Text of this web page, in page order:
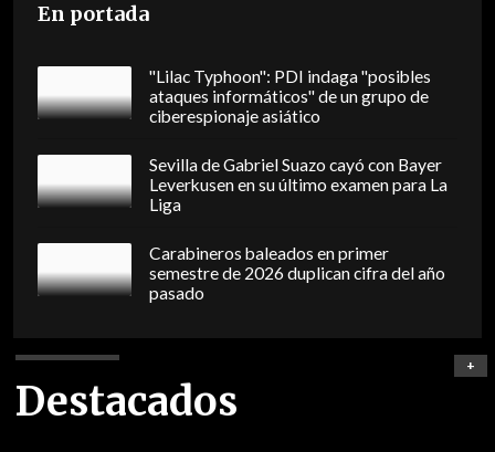
En portada
"Lilac Typhoon": PDI indaga "posibles
ataques informáticos" de un grupo de
ciberespionaje asiático
Sevilla de Gabriel Suazo cayó con Bayer
Leverkusen en su último examen para La
Liga
Carabineros baleados en primer
semestre de 2026 duplican cifra del año
pasado
Destacados
+